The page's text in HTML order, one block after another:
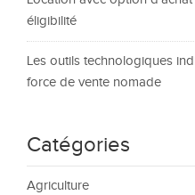
éligibilité
Les outils technologiques
force de vente nomade
Catégories
Agriculture